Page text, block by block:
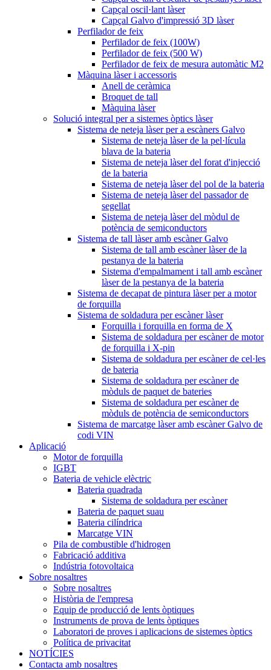
Capçal oscil·lant làser
Capçal Galvo d'impressió 3D làser
Perfilador de feix
Perfilador de feix (100W)
Perfilador de feix (500 W)
Perfilador de feix de mesura automàtic M2
Màquina làser i accessoris
Anell de ceràmica
Broquet de tall
Màquina làser
Solució integral per a sistemes òptics làser
Sistema de neteja làser per a escàners Galvo
Sistema de neteja làser de la pel·lícula
blava de la bateria
Sistema de neteja làser del forat d'injecció
de la bateria
Sistema de neteja làser del pol de la bateria
Sistema de neteja làser del passador de
segellat
Sistema de neteja làser del mòdul de
potència de semiconductors
Sistema de tall làser amb escàner Galvo
Sistema de tall amb escàner làser de la
pestanya de la bateria
Sistema d'empalmament i tall amb escàner
làser de la pestanya de la bateria
Sistema de decapat de pintura làser per a motor
de forquilla
Sistema de soldadura per escàner làser
Forquilla i forquilla en forma de X
Sistema de soldadura per escàner de motor
de forquilla i X-pin
Sistema de soldadura per escàner de cel·les
de bateria
Sistema de soldadura per escàner de
mòduls de paquet de bateries
Sistema de soldadura per escàner de
mòduls de potència de semiconductors
Sistema de marcatge làser amb escàner Galvo de
codi VIN
Aplicació
Motor de forquilla
IGBT
Bateria de vehicle elèctric
Bateria quadrada
Sistema de soldadura per escàner
Bateria de paquet suau
Bateria cilíndrica
Marcatge VIN
Pila de combustible d'hidrogen
Fabricació additiva
Indústria fotovoltaica
Sobre nosaltres
Sobre nosaltres
Història de l'empresa
Equip de producció de lents òptiques
Instruments de prova de lents òptiques
Laboratori de proves i aplicacions de sistemes òptics
Política de privacitat
NOTÍCIES
Contacta amb nosaltres